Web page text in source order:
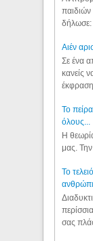
παιδιών
δήλωσε:
Aιέν
Σε ένα
κανείς
Το
όλους...
Η
μας. Την
Το
σας